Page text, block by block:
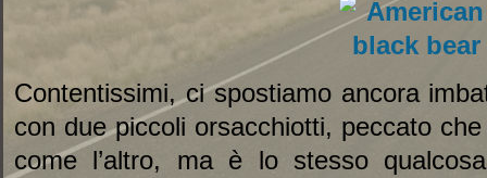
Contentissimi, ci spostiamo ancora
con due piccoli orsacchiotti, peccato
come l’altro, ma è lo stesso